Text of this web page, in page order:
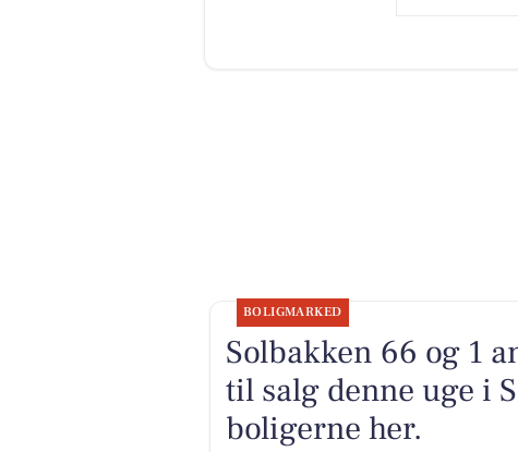
BOLIGMARKED
Solbakken 66 og 1
til salg denne uge i
boligerne her.